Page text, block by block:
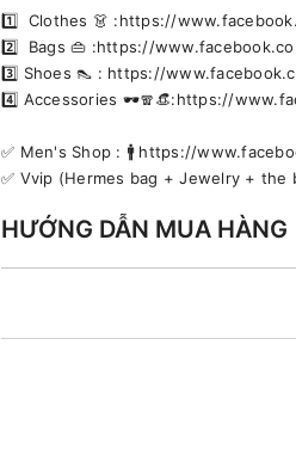
1️⃣ Clothes 👗 :https://
2️⃣ Bags 👜 :https://
3️⃣ Shoes 👠 : https://
4️⃣ Accessories 🕶🧣👒:https://
✅️ Men's Shop : 🚹 https://
✅️ Vvip (Hermes bag + Jewelry +
HƯỚNG DẪN MUA HÀNG